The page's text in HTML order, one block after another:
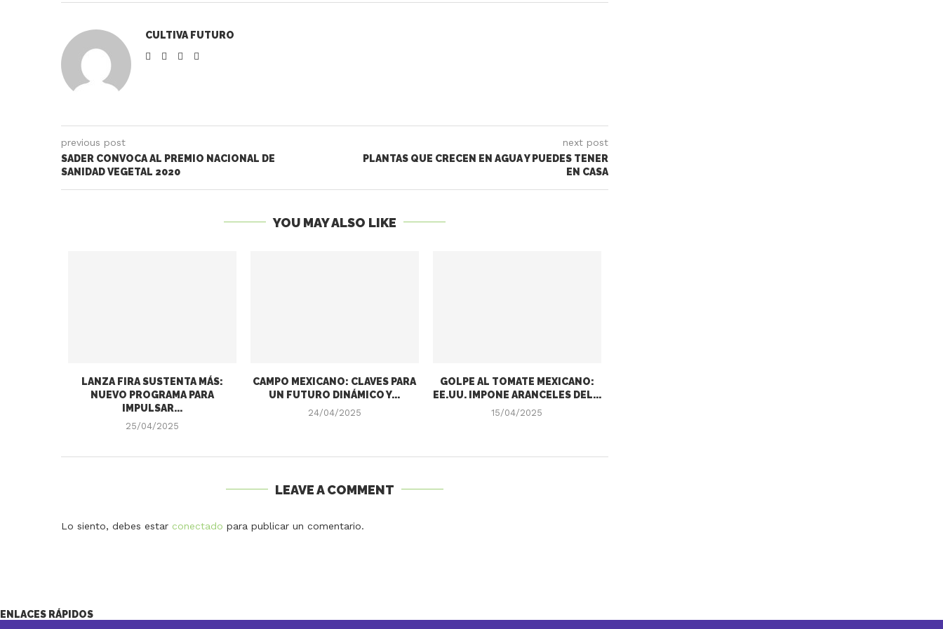
CULTIVA FUTURO
previous post
SADER CONVOCA AL PREMIO NACIONAL DE
SANIDAD VEGETAL 2020
next post
PLANTAS QUE CRECEN EN AGUA Y PUEDES TENER
EN CASA
YOU MAY ALSO LIKE
LANZA FIRA SUSTENTA MÁS:
NUEVO PROGRAMA PARA
IMPULSAR...
25/04/2025
CAMPO MEXICANO: CLAVES PARA
UN FUTURO DINÁMICO Y...
24/04/2025
GOLPE AL TOMATE MEXICANO:
EE.UU. IMPONE ARANCELES DEL...
15/04/2025
LEAVE A COMMENT
Lo siento, debes estar conectado para publicar un comentario.
ENLACES RÁPIDOS